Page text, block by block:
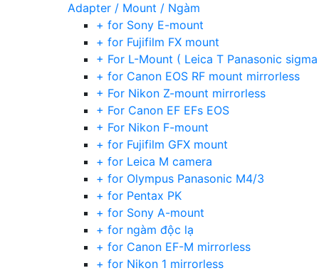
Adapter / Mount / Ngàm
+ for Sony E-mount
+ for Fujifilm FX mount
+ For L-Mount ( Leica T Panasonic
+ for Canon EOS RF mount mirrorless
+ For Nikon Z-mount mirrorless
+ For Canon EF EFs EOS
+ For Nikon F-mount
+ for Fujifilm GFX mount
+ for Leica M camera
+ for Olympus Panasonic M4/3
+ for Pentax PK
+ for Sony A-mount
+ for ngàm độc lạ
+ for Canon EF-M mirrorless
+ for Nikon 1 mirrorless